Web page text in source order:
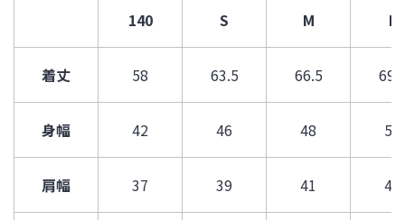
140 S M L
着丈 58 63.5 66.5
身幅 42 46 48 50
肩幅 37 39 41 43